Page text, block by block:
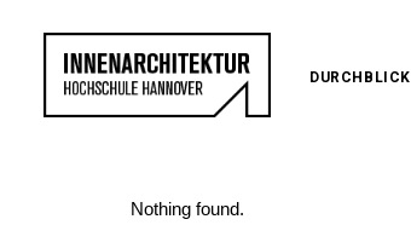
DURCHBLICK
Nothing found.